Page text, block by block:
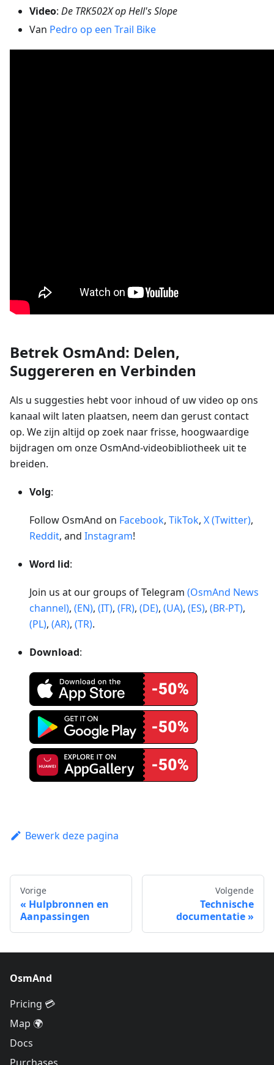
Video: De TRK502X op Hell's Slope
Van Pedro op een Trail Bike
Betrek OsmAnd: Delen,
Suggereren en Verbinden
Als u suggesties hebt voor inhoud of uw video op ons
kanaal wilt laten plaatsen, neem dan gerust contact
op. We zijn altijd op zoek naar frisse, hoogwaardige
bijdragen om onze OsmAnd-videobibliotheek uit te
breiden.
Volg:
Follow OsmAnd on Facebook, TikTok, X (Twitter),
Reddit, and Instagram!
Word lid:
Join us at our groups of Telegram (OsmAnd News
channel), (EN), (IT), (FR), (DE), (UA), (ES), (BR-PT),
(PL), (AR), (TR).
Download:
Bewerk deze pagina
Vorige
Hulpbronnen en
Aanpassingen
Volgende
Technische
documentatie
OsmAnd
Pricing 💳
Map 🌍
Docs